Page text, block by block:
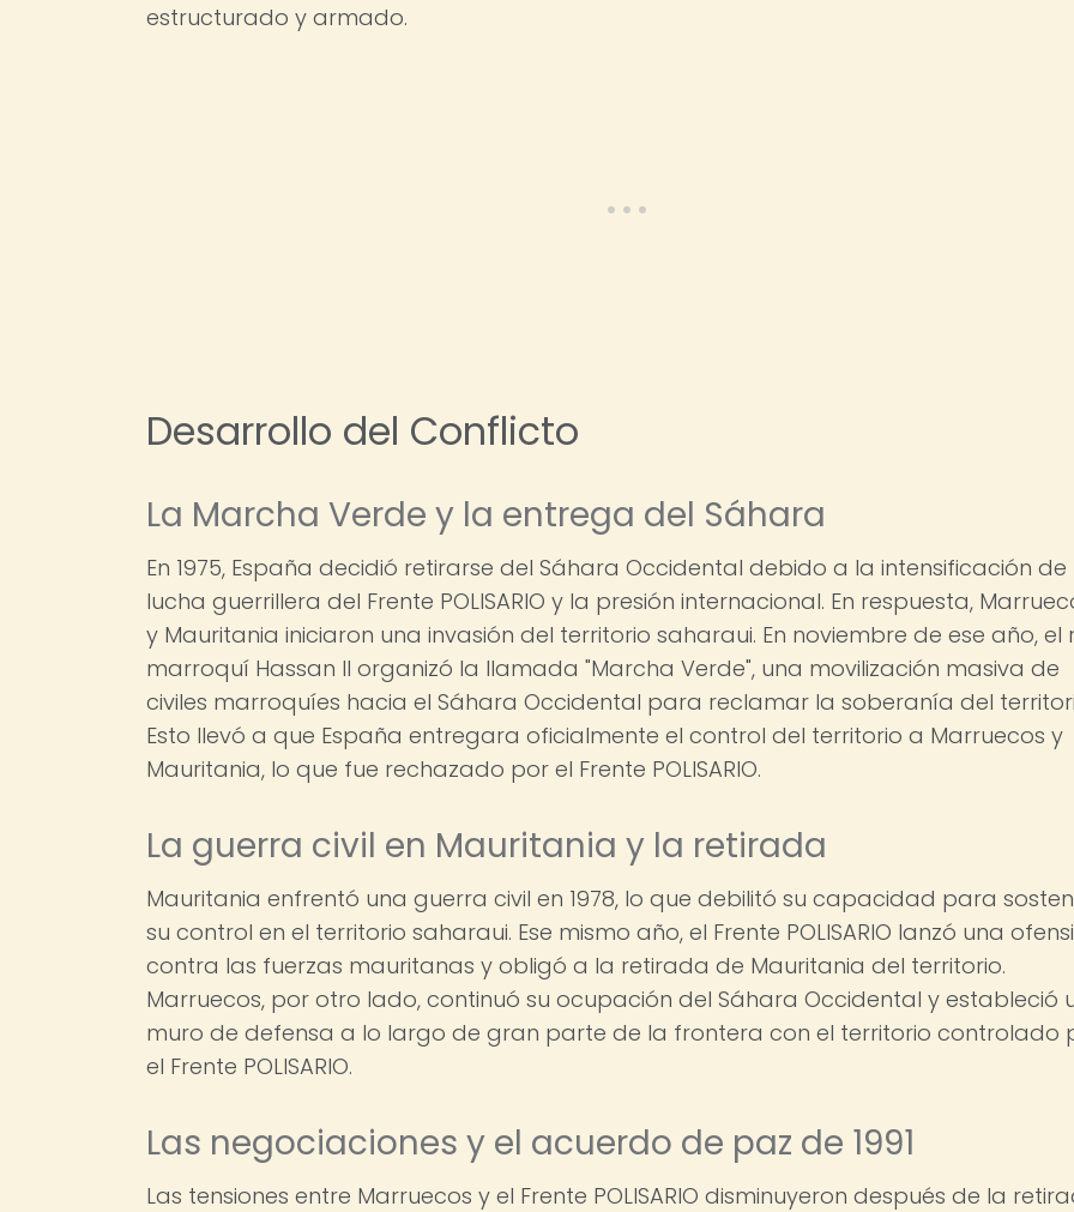
estructurado y armado.
Desarrollo del Conflicto
La Marcha Verde y la entrega del Sáhara
En 1975, España decidió retirarse del Sáhara Occidental debido a la intensificación de
lucha guerrillera del Frente POLISARIO y la presión internacional. En respuesta,
y Mauritania iniciaron una invasión del territorio saharaui. En noviembre de ese año, el
marroquí Hassan II organizó la llamada "Marcha Verde", una movilización masiva de
civiles marroquíes hacia el Sáhara Occidental para reclamar la soberanía del
Esto llevó a que España entregara oficialmente el control del territorio a Marruecos y
Mauritania, lo que fue rechazado por el Frente POLISARIO.
La guerra civil en Mauritania y la retirada
Mauritania enfrentó una guerra civil en 1978, lo que debilitó su capacidad para
su control en el territorio saharaui. Ese mismo año, el Frente POLISARIO lanzó una
contra las fuerzas mauritanas y obligó a la retirada de Mauritania del territorio.
Marruecos, por otro lado, continuó su ocupación del Sáhara Occidental y estableció
muro de defensa a lo largo de gran parte de la frontera con el territorio controlado
el Frente POLISARIO.
Las negociaciones y el acuerdo de paz de 1991
Las tensiones entre Marruecos y el Frente POLISARIO disminuyeron después de la